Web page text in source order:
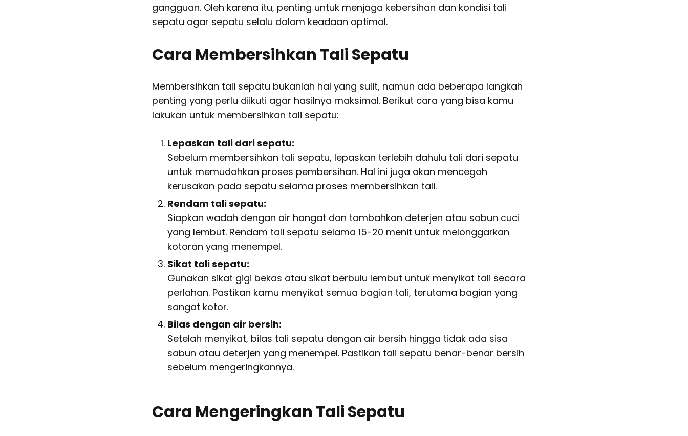
gangguan. Oleh karena itu, penting untuk menjaga kebersihan dan kondisi tali
sepatu agar sepatu selalu dalam keadaan optimal.
Cara Membersihkan Tali Sepatu
Membersihkan tali sepatu bukanlah hal yang sulit, namun ada beberapa langkah
penting yang perlu diikuti agar hasilnya maksimal. Berikut cara yang bisa kamu
lakukan untuk membersihkan tali sepatu:
Lepaskan tali dari sepatu:
Sebelum membersihkan tali sepatu, lepaskan terlebih dahulu tali dari sepatu
untuk memudahkan proses pembersihan. Hal ini juga akan mencegah
kerusakan pada sepatu selama proses membersihkan tali.
Rendam tali sepatu:
Siapkan wadah dengan air hangat dan tambahkan deterjen atau sabun cuci
yang lembut. Rendam tali sepatu selama 15-20 menit untuk melonggarkan
kotoran yang menempel.
Sikat tali sepatu:
Gunakan sikat gigi bekas atau sikat berbulu lembut untuk menyikat tali secara
perlahan. Pastikan kamu menyikat semua bagian tali, terutama bagian yang
sangat kotor.
Bilas dengan air bersih:
Setelah menyikat, bilas tali sepatu dengan air bersih hingga tidak ada sisa
sabun atau deterjen yang menempel. Pastikan tali sepatu benar-benar bersih
sebelum mengeringkannya.
Cara Mengeringkan Tali Sepatu